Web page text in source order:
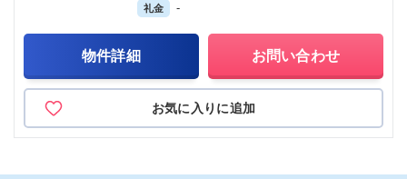
礼金 -
物件詳細 お問い合わせ
お気に入りに追加